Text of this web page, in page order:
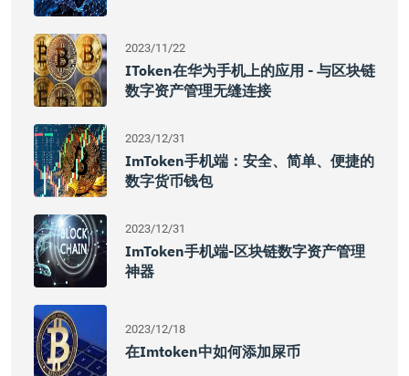
2023/11/22
IToken在华为手机上的应用 - 与区块链
数字资产管理无缝连接
2023/12/31
ImToken手机端：安全、简单、便捷的
数字货币钱包
2023/12/31
ImToken手机端-区块链数字资产管理
神器
2023/12/18
在imtoken中如何添加屎币